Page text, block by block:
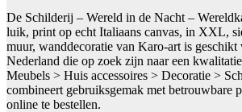
De Schilderij – Wereld in de Nacht –
luik, print op echt Italiaans canvas, in XXL,
muur, wanddecoratie van Karo-art is geschikt
Nederland die op zoek zijn naar een
Meubels > Huis accessoires > Decoratie >
combineert gebruiksgemak met betrouwbare
online te bestellen.